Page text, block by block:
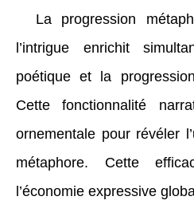
La progression
l’intrigue enrichit
poétique et la
Cette fonctionnalité
ornementale pour révéler
métaphore. Cette
l’économie expressive